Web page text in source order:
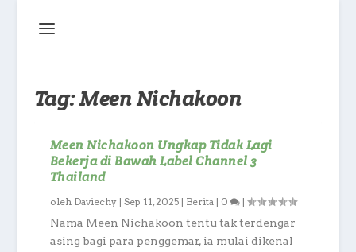
Tag:Meen Nichakoon
Meen Nichakoon Ungkap Tidak Lagi
Bekerja di Bawah Label Channel 3
Thailand
oleh Daviechy| Sep 11, 2025| Berita| 0 |
Nama Meen Nichakoon tentu tak terdengar
asing bagi para penggemar, ia mulai dikenal